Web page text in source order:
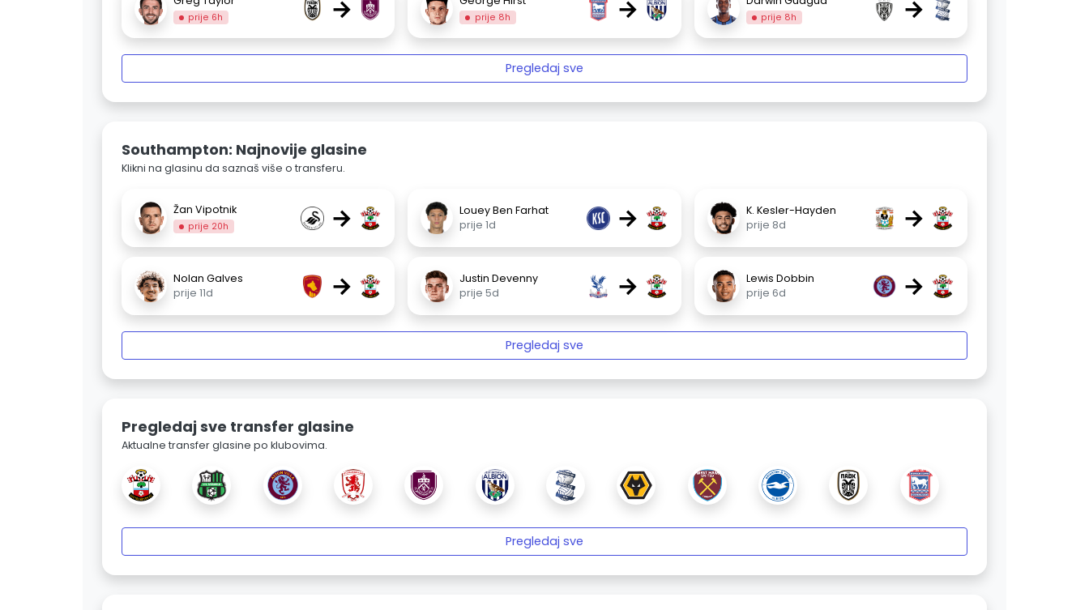
prije 6h → prije 8h → prije 8h →
Pregledaj sve
Southampton: Najnovije glasine
Klikni na glasinu da saznaš više o transferu.
Žan Vipotnik
prije 20h →
Louey Ben Farhat
prije 1d
→
K. Kesler-Hayden
prije 8d
→
Nolan Galves
prije 11d
→
Justin Devenny
prije 5d
→
Lewis Dobbin
prije 6d
→
Pregledaj sve
Pregledaj sve transfer glasine
Aktualne transfer glasine po klubovima.
Pregledaj sve